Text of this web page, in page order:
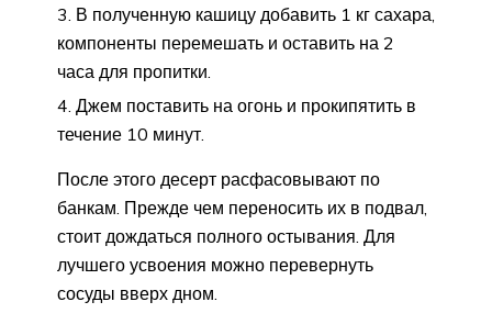
В полученную кашицу добавить 1 кг сахара,
компоненты перемешать и оставить на 2
часа для пропитки.
Джем поставить на огонь и прокипятить в
течение 10 минут.
После этого десерт расфасовывают по
банкам. Прежде чем переносить их в подвал,
стоит дождаться полного остывания. Для
лучшего усвоения можно перевернуть
сосуды вверх дном.